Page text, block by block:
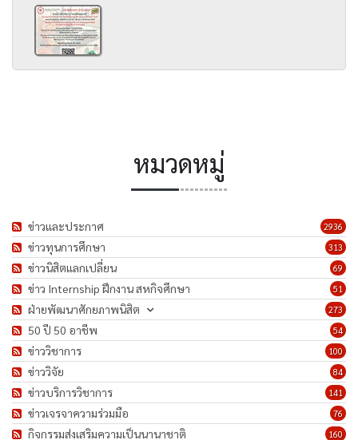
หมวดหมู่
2936
ข่าวและประกาศ
313
ข่าวทุนการศึกษา
69
ข่าวนิสิตแลกเปลี่ยน
51
ข่าว Internship ฝึกงาน สหกิจศึกษา
273
ฝ่ายพัฒนาศักยภาพนิสิต
54
50 ปี 50 อาชีพ
100
ข่าววิชาการ
84
ข่าววิจัย
141
ข่าวบริการวิชาการ
76
ข่าวเจรจาความร่วมมือ
160
กิจกรรมส่งเสริมความเป็นนานาชาติ